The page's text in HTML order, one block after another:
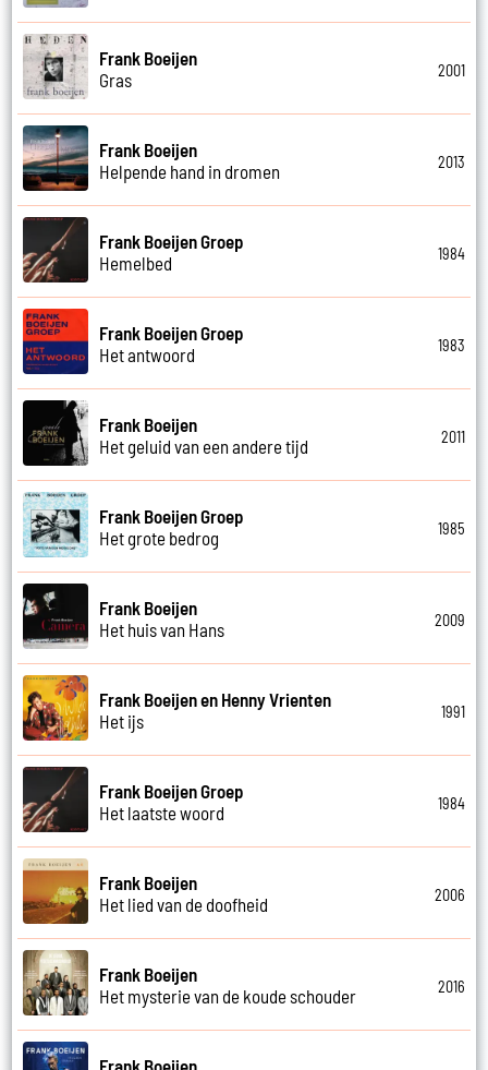
Frank Boeijen
Gras
2001
Frank Boeijen
Helpende hand in dromen
2013
Frank Boeijen Groep
Hemelbed
1984
Frank Boeijen Groep
Het antwoord
1983
Frank Boeijen
Het geluid van een andere tijd
2011
Frank Boeijen Groep
Het grote bedrog
1985
Frank Boeijen
Het huis van Hans
2009
Frank Boeijen en Henny Vrienten
Het ijs
1991
Frank Boeijen Groep
Het laatste woord
1984
Frank Boeijen
Het lied van de doofheid
2006
Frank Boeijen
Het mysterie van de koude schouder
2016
Frank Boeijen